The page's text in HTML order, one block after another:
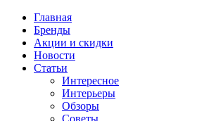
Главная
Бренды
Акции и скидки
Новости
Статьи
Интересное
Интерьеры
Обзоры
Советы